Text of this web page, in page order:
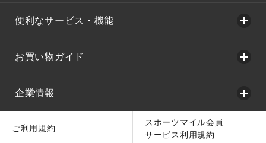
便利なサービス・機能
お買い物ガイド
企業情報
ご利用規約
スポーツマイル会員
サービス利用規約